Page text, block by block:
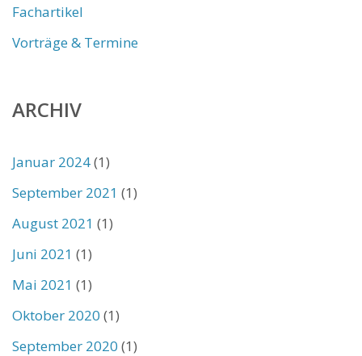
Fachartikel
Vorträge & Termine
ARCHIV
Januar 2024(1)
September 2021 (1)
August 2021 (1)
Juni 2021 (1)
Mai 2021 (1)
Oktober 2020 (1)
September 2020 (1)